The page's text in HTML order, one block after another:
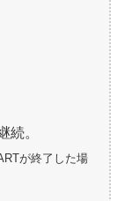
続。
が終了した場